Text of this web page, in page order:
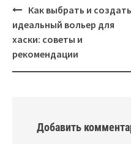
Навигация
Как выбрать и создать
идеальный вольер для
хаски: советы и
рекомендации
Добавить